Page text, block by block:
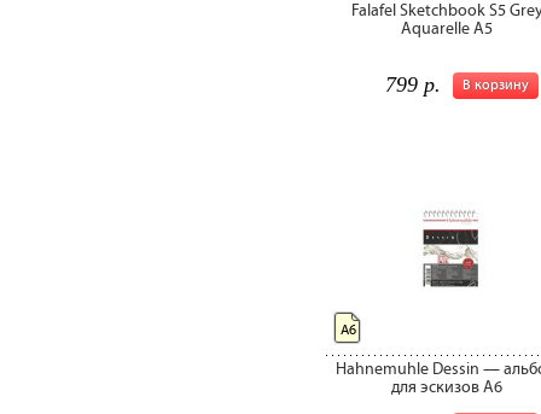
Falafel Sketchbook S5
Aquarelle A5
В корзину
799 р.
Hahnemuhle Dessin —
для эскизов A6
А6